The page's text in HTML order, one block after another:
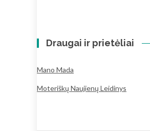
Draugai ir prietėliai
Mano Mada
Moteriškų Naujienų Leidinys